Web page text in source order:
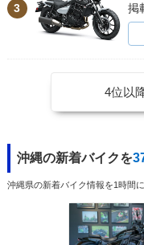
3
掲
4位以
沖縄の新着バイクを
沖縄県の新着バイク情報を1時間